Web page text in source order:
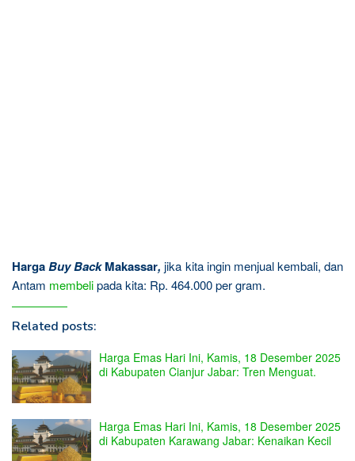
HargaBuy BackMakassar, jika kita ingin menjual kembali, dan
Antam membelipada kita: Rp. 464.000 per gram.
Related posts:
Harga Emas Hari Ini, Kamis, 18 Desember 2025
di Kabupaten Cianjur Jabar: Tren Menguat.
Harga Emas Hari Ini, Kamis, 18 Desember 2025
di Kabupaten Karawang Jabar: Kenaikan Kecil